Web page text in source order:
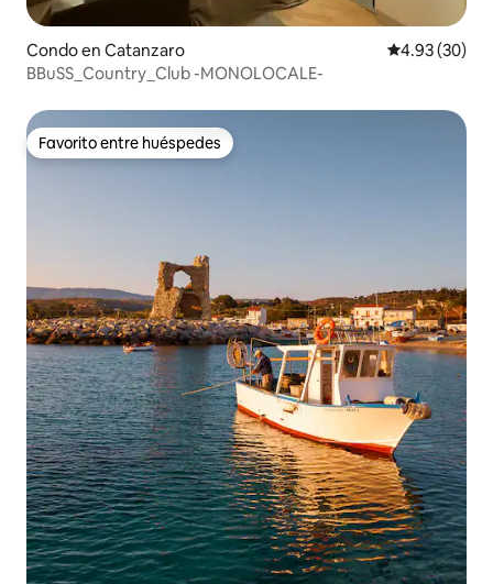
Condo en Catanzaro Calificación
4.93 (30)
BBuSS_Country_Club -MONOLOCALE-
Favorito entre huéspedes
Favorito entre huéspedes